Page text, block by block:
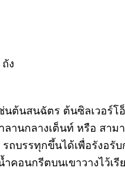
ง
ต้นสนฉัตร ต้นซิลเวอร์
านกลางเต็นท์ หรือ สาม
บรรทุกขึ้นได้เพื่อรังอรับ
คอนกรีตบนเขาวางไว้